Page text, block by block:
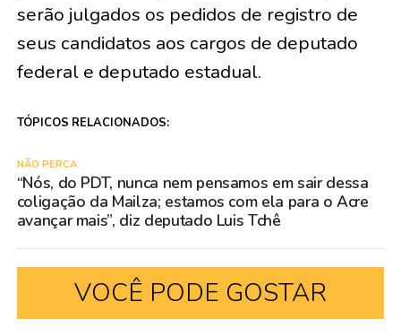
serão julgados os pedidos de registro de
seus candidatos aos cargos de deputado
federal e deputado estadual.
TÓPICOS RELACIONADOS:
NÃO PERCA
“Nós, do PDT, nunca nem pensamos em sair dessa
coligação da Mailza; estamos com ela para o Acre
avançar mais”, diz deputado Luis Tchê
VOCÊ PODE GOSTAR